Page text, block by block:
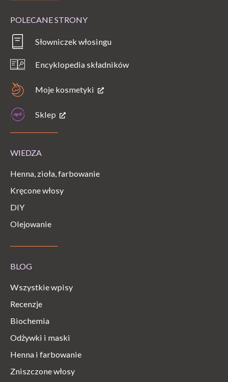
POLECANE STRONY
Słowniczek włosingu
Encyklopedia składników
Moje kosmetyki
Sklep
WIEDZA
Henna, zioła, farbowanie
Kręcone włosy
DIY
Olejowanie
BLOG
Wszystkie wpisy
Recenzje
Biochemia
Odżywki i maski
Henna i farbowanie
Zniszczone włosy